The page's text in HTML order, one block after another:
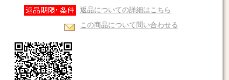
返品についての詳細はこちら
この商品について問い合わせる